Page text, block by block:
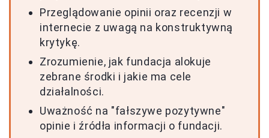
Przeglądowanie opinii oraz recenzji w
internecie z uwagą na konstruktywną
krytykę.
Zrozumienie, jak fundacja alokuje
zebrane środki i jakie ma cele
działalności.
Uważność na "fałszywe pozytywne"
opinie i źródła informacji o fundacji.